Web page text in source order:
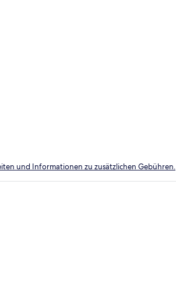
und Informationen zu zusätzlichen Gebühren.